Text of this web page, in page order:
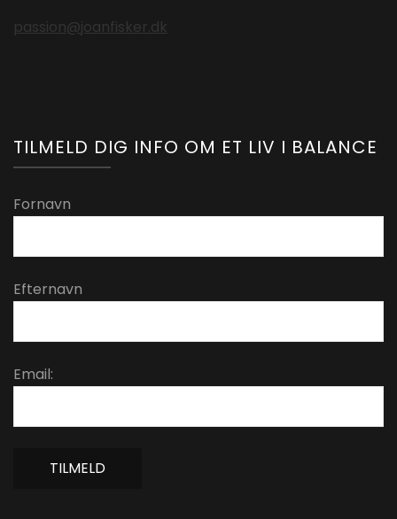
passion@joanfisker.dk
TILMELD DIG INFO OM ET LIV I BALANCE
Fornavn
Efternavn
Email: